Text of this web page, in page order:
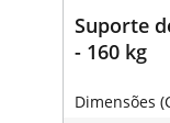
Suporte
- 160 kg
Dimensões